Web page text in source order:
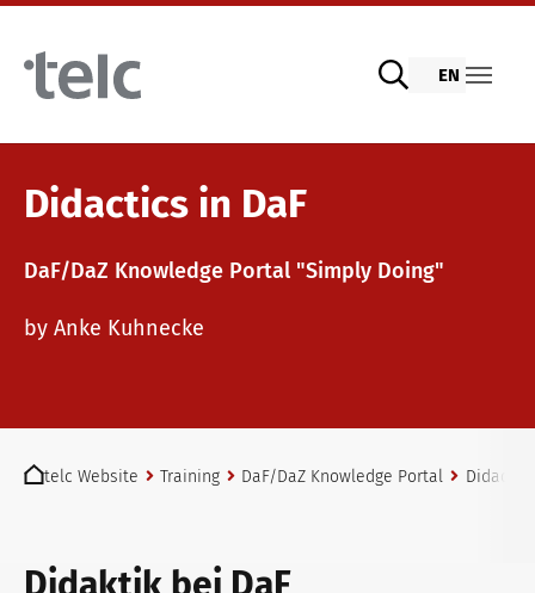
Skip to main content
Language examinations
Digital telc exams with DIGItelc 2.0
telc Remote Tests
telc exams in Bad Homburg
Teaching materials
General German
Teaching materials for Business and Vocational German
Training programme
Examining and rating - qualifications
EN
Didactics in DaF
DaF/DaZ Knowledge Portal "Simply Doing"
by Anke Kuhnecke
telc Website
Training DaF/DaZ Knowledge Portal